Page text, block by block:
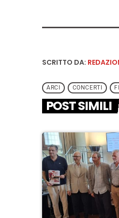
SCRITTO DA:
ARCI CONCERTI
POST SIMILI